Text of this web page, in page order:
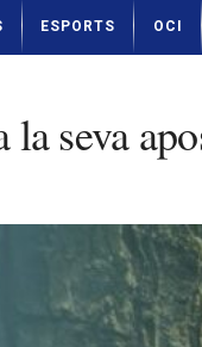
ESPORTS OCI
seva